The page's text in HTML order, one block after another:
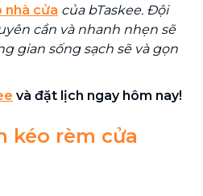
nhà cửa của bTaskee. Đội
cần và nhanh nhẹn sẽ
gian sống sạch sẽ và gọn
và đặt lịch ngay hôm nay!
kéo rèm cửa